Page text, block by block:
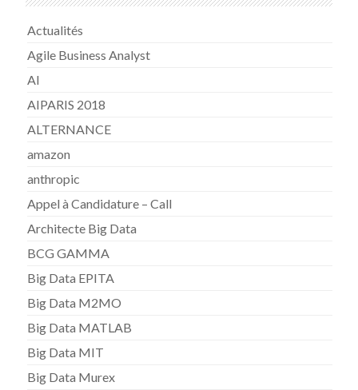
Actualités
Agile Business Analyst
AI
AIPARIS 2018
ALTERNANCE
amazon
anthropic
Appel à Candidature – Call
Architecte Big Data
BCG GAMMA
Big Data EPITA
Big Data M2MO
Big Data MATLAB
Big Data MIT
Big Data Murex